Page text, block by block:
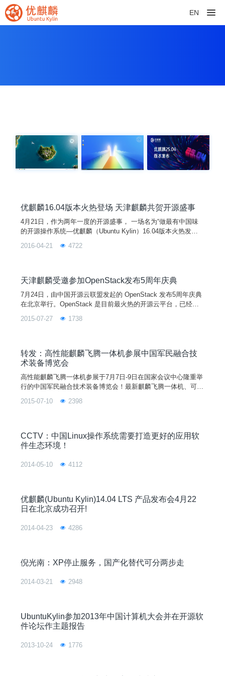
EN
优麒麟16.04版本火热登场 天津麒麟共贺开源盛事
4月21日，作为两年一度的开源盛事， 一场名为“做最有中国味
的开源操作系统—优麒麟（Ubuntu Kylin）16.04版本火热发
2016-04-21 4722
天津麒麟受邀参加OpenStack发布5周年庆典
7月24日，由中国开源云联盟发起的 OpenStack 发布5周年庆典
在北京举行。OpenStack 是目前最火热的开源云平台，已经成
2015-07-27 1738
转发：高性能麒麟飞腾一体机参展中国军民融合技
术装备博览会
高性能麒麟飞腾一体机参展于7月7日-9日在国家会议中心隆重举
行的中国军民融合技术装备博览会！最新麒麟飞腾一体机、可以
品。飞腾计算机具有高并发、低功耗等特性，提供了丰富的
2015-07-10 2398
CCTV：中国Linux操作系统需要打造更好的应用软
件生态环境！
2014-05-10 4112
优麒麟(Ubuntu Kylin)14.04 LTS 产品发布会4月22
日在北京成功召开!
2014-04-23 4286
倪光南：XP停止服务，国产化替代可分两步走
2014-03-21 2948
UbuntuKylin参加2013年中国计算机大会并在开源软
件论坛作主题报告
2013-10-24 1776